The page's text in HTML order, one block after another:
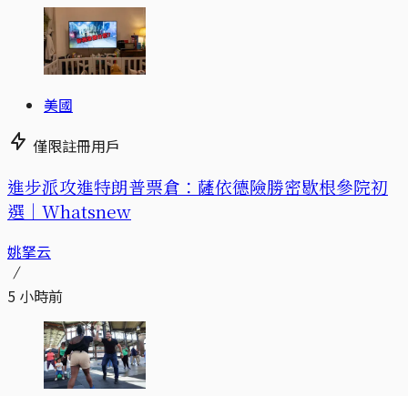
美國
僅限註冊用戶
進步派攻進特朗普票倉：薩依德險勝密歇根參院初
選｜Whatsnew
姚拏云
5 小時前